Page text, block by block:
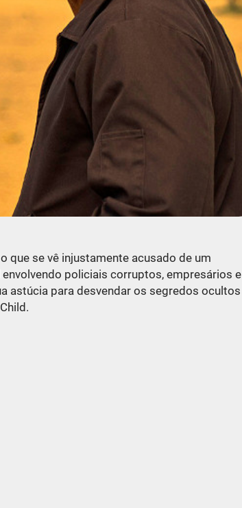
que se vê injustamente acusado de um
policiais corruptos, empresários e
astúcia para desvendar os segredos ocultos